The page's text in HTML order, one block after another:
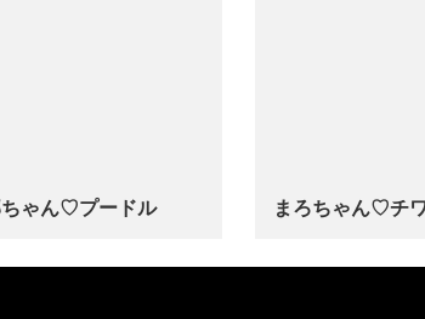
ゃん♡プードル まろちゃん♡チ